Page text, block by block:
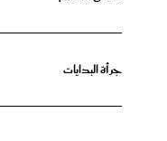
جرأة البدايات